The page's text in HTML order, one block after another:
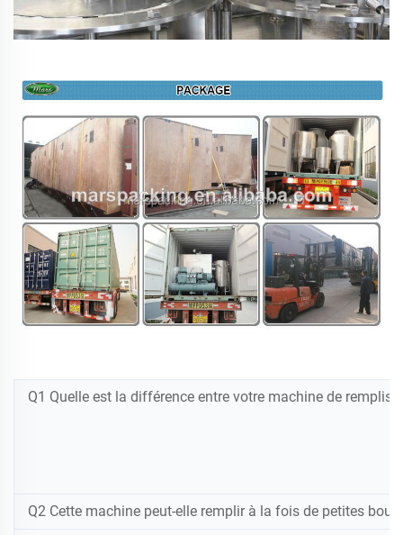
Q1 Quelle est la différence entre votre machine de
Q2 Cette machine peut-elle remplir à la fois de petites